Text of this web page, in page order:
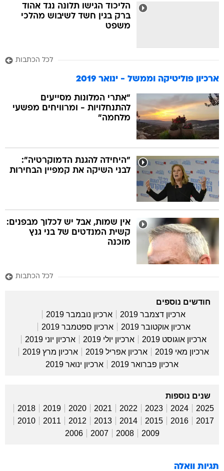
הליכוד הגישו תלונה נגד אהוד
ברק בגין חשד לשיבוש מהלכי
משפט
לכל הכתבות
ארכיון פוליטיקה וממשל - ינואר 2019
"אתרי המלונות מסייעים
להתנחלויות - ומרוויחים מפשעי
מלחמה"
"היחידה להגנת הדמוקרטיה":
לבני השיקה את קמפיין הבחירות
אין שמות, אבל יש לכלוך מבפנים:
קשית המנדטים של בני גנץ
מוכנה
לכל הכתבות
חודשים נוספים
ארכיון דצמבר 2019
ארכיון נובמבר 2019
ארכיון אוקטובר 2019
ארכיון ספטמבר 2019
ארכיון אוגוסט 2019
ארכיון יולי 2019
ארכיון יוני 2019
ארכיון מאי 2019
ארכיון אפריל 2019
ארכיון מרץ 2019
ארכיון פברואר 2019
ארכיון ינואר 2019
שנים נוספות
2025
2024
2023
2022
2021
2020
2019
2018
2017
2016
2015
2014
2013
2012
2011
2010
2009
2008
2007
2006
תגיות וואלה